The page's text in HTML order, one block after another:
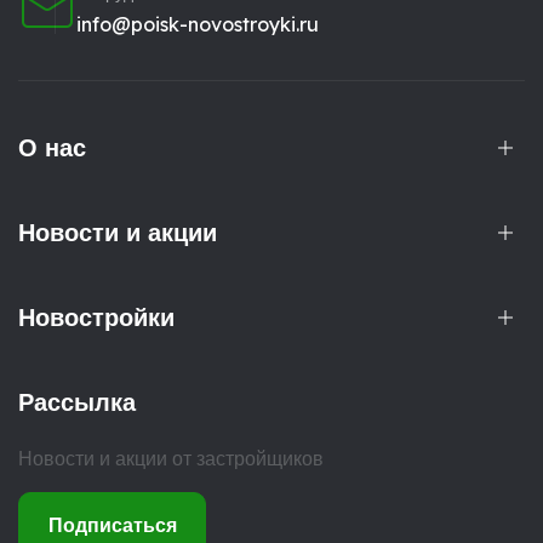
info@poisk-novostroyki.ru
О нас
Новости и акции
Новостройки
Рассылка
Новости и акции от застройщиков
Подписаться